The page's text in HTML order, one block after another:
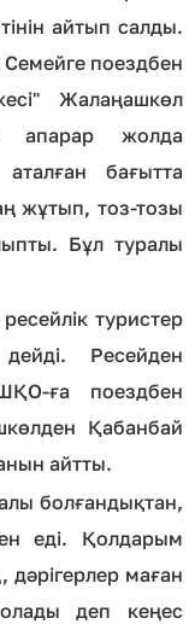
айтып салды.
Семейге поездбен
Жалаңашкөл
апарар жолда
бағытта
жұтып, тоз-тозы
Бұл туралы
туристер
Ресейден
ға поездбен
Қабанбай
айтты.
болғандықтан,
еді. Қолдарым
дәрігерлер маған
деп кеңес